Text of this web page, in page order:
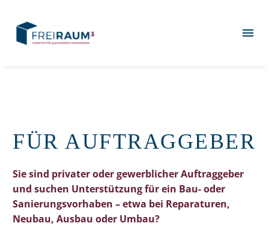
FÜR AUFTRAGGEBER
Sie sind privater oder gewerblicher Auftraggeber
und suchen Unterstützung für ein Bau- oder
Sanierungsvorhaben – etwa bei Reparaturen,
Neubau, Ausbau oder Umbau?